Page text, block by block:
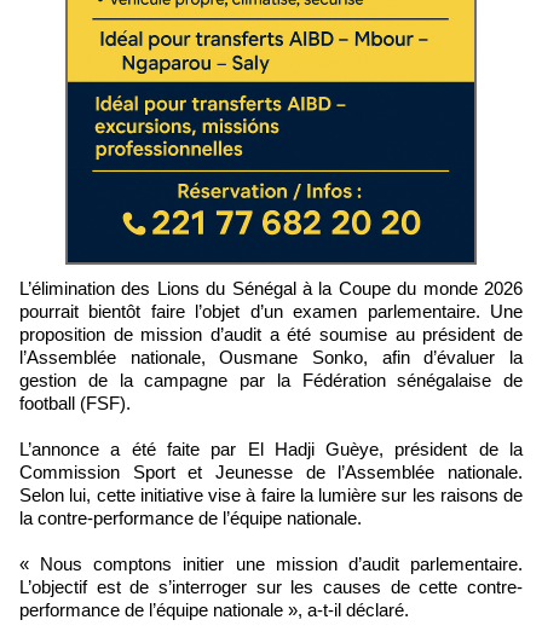
L’élimination des Lions du Sénégal à la Coupe du monde 2026
pourrait bientôt faire l’objet d’un examen parlementaire. Une
proposition de mission d’audit a été soumise au président de
l’Assemblée nationale, Ousmane Sonko, afin d’évaluer la
gestion de la campagne par la Fédération sénégalaise de
football (FSF).
L’annonce a été faite par El Hadji Guèye, président de la
Commission Sport et Jeunesse de l’Assemblée nationale.
Selon lui, cette initiative vise à faire la lumière sur les raisons de
la contre-performance de l’équipe nationale.
« Nous comptons initier une mission d’audit parlementaire.
L’objectif est de s’interroger sur les causes de cette contre-
performance de l’équipe nationale », a-t-il déclaré.